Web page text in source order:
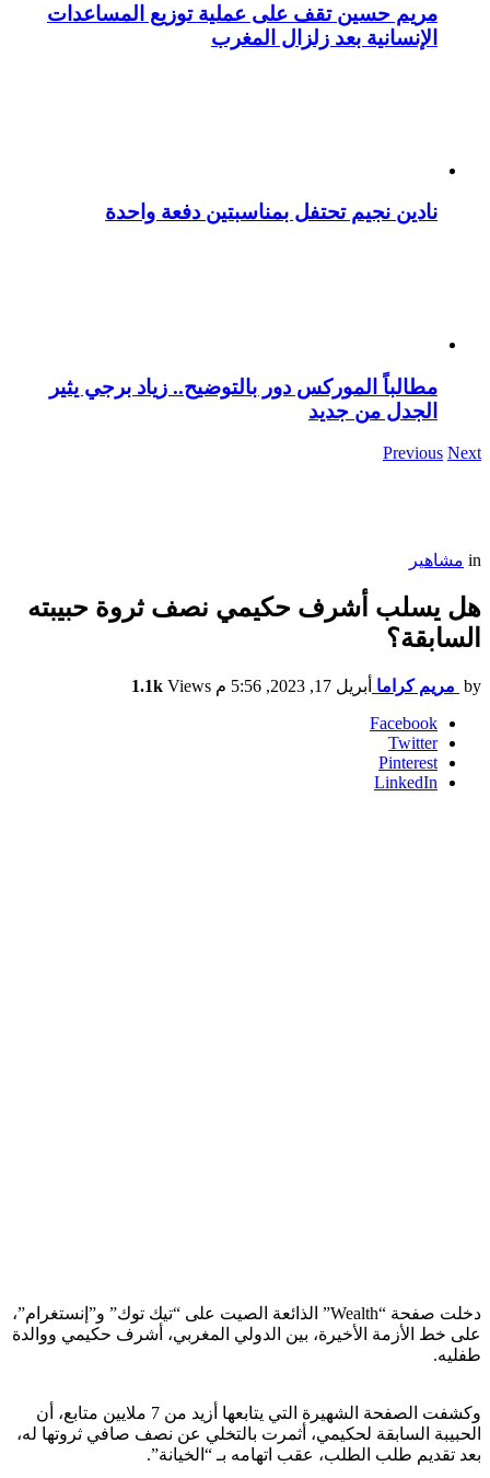
مريم حسين تقف على عملية توزيع المساعدات
الإنسانية بعد زلزال المغرب
نادين نجيم تحتفل بمناسبتين دفعة واحدة
مطالباً الموركس دور بالتوضيح.. زياد برجي يثير
الجدل من جديد
Previous Next
in مشاهير
هل يسلب أشرف حكيمي نصف ثروة حبيبته
السابقة؟
by مريم كراما أبريل 17, 2023, 5:56 م 1.1k Views
Facebook
Twitter
Pinterest
LinkedIn
دخلت صفحة “Wealth” الذائعة الصيت على “تيك توك” و”إنستغرام”،
على خط الأزمة الأخيرة، بين الدولي المغربي، أشرف حكيمي ووالدة
طفليه.
وكشفت الصفحة الشهيرة التي يتابعها أزيد من 7 ملايين متابع، أن
الحبيبة السابقة لحكيمي، أثمرت بالتخلي عن نصف صافي ثروتها له،
بعد تقديم طلب الطلب، عقب اتهامه بـ “الخيانة”.